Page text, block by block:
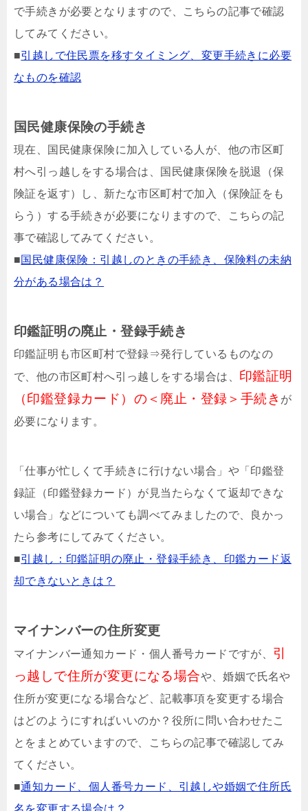
で手続きが必要となりますので、こちらの記事で確認
してみてください。
■引越しで住民票を移すタイミング、変更手続きに必要
なものを確認
国民健康保険の手続き
現在、国民健康保険に加入している人が、他の市区町
村へ引っ越しをする場合は、国民健康保険を脱退（保
険証を返す）し、新たな市区町村で加入（保険証をも
らう）する手続きが必要になりますので、こちらの記
事で確認してみてください。
■国民健康保険：引越しのときの手続き、保険料の未納
分がある場合は？
印鑑証明の廃止・登録手続き
印鑑証明も市区町村で登録⇒発行しているものなの
で、他の市区町村へ引っ越しをする場合は、 印鑑証明
（印鑑登録カード）の＜廃止・登録＞手続き が
必要になります。
「仕事が忙しくて手続きに行けない場合」や「印鑑登
録証（印鑑登録カード）が見当たらなくて返却できな
い場合」などについても調べてみましたので、良かっ
たら参考にしてみてください。
■引越し：印鑑証明の廃止・登録手続き、印鑑カード返
却できないときは？
マイナンバーの住所変更
マイナンバー通知カード・個人番号カードですが、 引
っ越しで住所が変更になる場合や、婚姻で氏名や
住所が変更になる場合など、記載事項を変更する場合
はどのようにすればいいのか？役所に問い合わせたこ
とをまとめていますので、こちらの記事で確認してみ
てください。
■通知カード、個人番号カード、引越しや婚姻で住所氏
名を変更する場合は？